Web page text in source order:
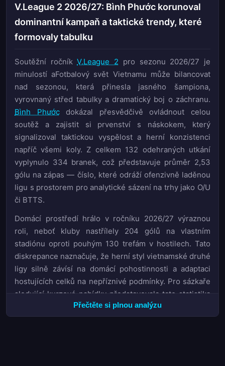
V.League 2 2026/27: Bình Phước korunoval
dominantní kampaň a taktické trendy, které
formovaly tabulku
Soutěžní ročníkV.League 2 pro sezonu 2026/27 je
minulostí aFotbalový svět Vietnamu může bilancovat
nad sezonou, která přinesla jasného šampiona,
vyrovnaný střed tabulky a dramatický boj o záchranu.
Bình Phướcdokázal přesvědčivě ovládnout celou
soutěž a zajistit si prvenství s náskokem, který
signalizoval taktickou vyspělost a herní konzistenci
napříč všemi koly. Z celkem 132 odehraných utkání
vyplynulo 334 branek, což představuje průměr 2,53
gólu na zápas — číslo, které odráží ofenzivně laděnou
ligu s prostorem pro analytické sázení na trhy jako O/U
či BTTS.
Domácí prostředí hrálo v ročníku 2026/27 výraznou
roli, neboť kluby nastřílely 204 gólů na vlastním
stadiónu oproti pouhým 130 trefám v hostilech. Tato
diskrepance naznačuje, že herní styl vietnamské druhé
ligy silně závísí na domácí pohostinnosti a adaptaci
hostujících celků na nepříznivé podmínky. Pro sázkaře
sledující kurzové nabídky představovala tato statistika
cenný signál při hodnocení hodnoty kurzů na trhu 1X2,
zejména při zápasech, kde papírový favorit hrál venku.
Přečtěte si plnou analýzu